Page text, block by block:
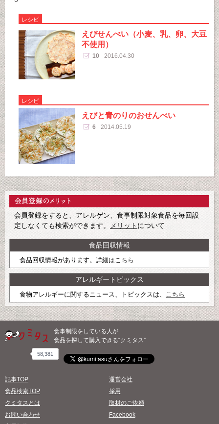
レシピ
えびせんべい（小麦、乳、卵、大豆
不使用）
10 2016.04.30
レシピ
えびと青のりのおせんべい
6 2014.05.19
会員登録をすると、アレルゲン、食事制限対象食品を毎回設
定しなくても検索ができます。
メリット について
食品回収情報
食品回収情報があります。詳細はこちら
アレルギートピックス
食物アレルギーに関するニュース、トピックスは、 こちら
食事制限をしている人が
食品を探して購入できる“クミタス”
58,381
記事TOP
食品検索TOP
クミタスとは
お問い合わせ
運営会社
採用
取材のご依頼
Facebook